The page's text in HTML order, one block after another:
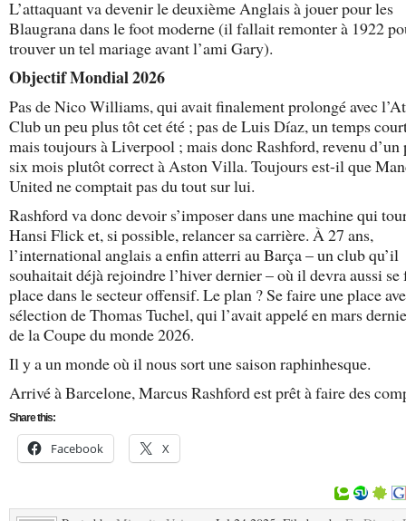
L’attaquant va devenir le deuxième Anglais à jouer pour les
Blaugrana dans le foot moderne (il fallait remonter à 1922
trouver un tel mariage avant l’ami Gary).
Objectif Mondial 2026
Pas de Nico Williams, qui avait finalement prolongé avec
Club un peu plus tôt cet été ; pas de Luis Díaz, un temps
mais toujours à Liverpool ; mais donc Rashford, revenu d’un
six mois plutôt correct à Aston Villa. Toujours est-il que
United ne comptait pas du tout sur lui.
Rashford va donc devoir s’imposer dans une machine qui
Hansi Flick et, si possible, relancer sa carrière. À 27 ans,
l’international anglais a enfin atterri au Barça – un club qu’il
souhaitait déjà rejoindre l’hiver dernier – où il devra aussi se
place dans le secteur offensif. Le plan ? Se faire une place
sélection de Thomas Tuchel, qui l’avait appelé en mars
de la Coupe du monde 2026.
Il y a un monde où il nous sort une saison raphinhesque.
Arrivé à Barcelone, Marcus Rashford est prêt à faire des
Share this:
Facebook X